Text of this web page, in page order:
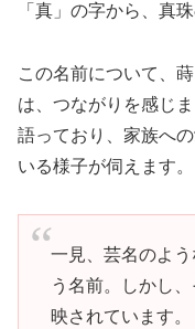
「真」の字から、真
この名前について、
は、つながりを感じ
語っており、家族へ
いる様子が伺えます。
一見、芸名のよ
う名前。しかし
映されています